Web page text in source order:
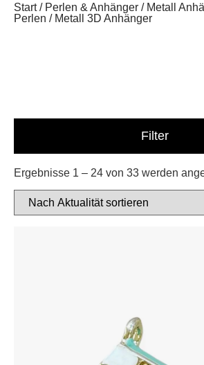
Start/ Perlen & Anhänger / Metall
Perlen / Metall 3D Anhänger
Filter
Ergebnisse 1 – 24 von 33 werden